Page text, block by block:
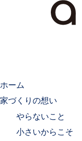
ホーム
家づくりの想い
やらないこと
小さいからこそ